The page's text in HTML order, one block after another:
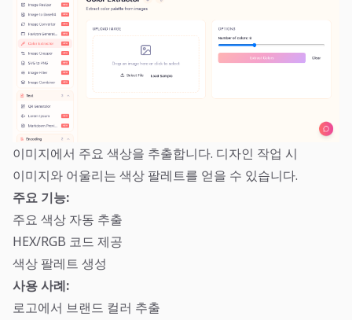
이미지에서 주요 색상을 추출합니다. 디자인 작업 시
이미지와 어울리는 색상 팔레트를 얻을 수 있습니다.
주요 기능:
주요 색상 자동 추출
HEX/RGB 코드 제공
색상 팔레트 생성
사용 사례:
로고에서 브랜드 컬러 추출